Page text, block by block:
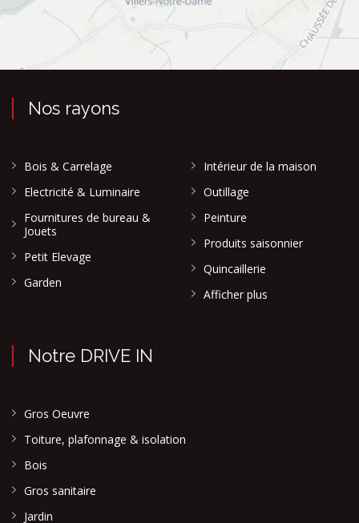
Nos rayons
Bois & Carrelage
Electricité & Luminaire
Fournitures de bureau &
Jouets
Petit Elevage
Garden
Intérieur de la maison
Outillage
Peinture
Produits saisonnier
Quincaillerie
Afficher plus
Notre DRIVE IN
Gros Oeuvre
Toiture, plafonnage & isolation
Bois
Gros sanitaire
Jardin